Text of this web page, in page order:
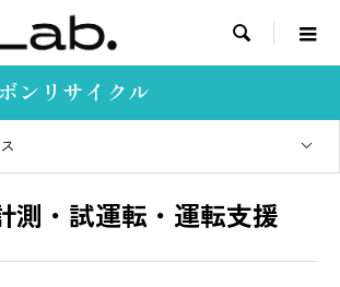

ンリサイクル
測・試運転・運転支援